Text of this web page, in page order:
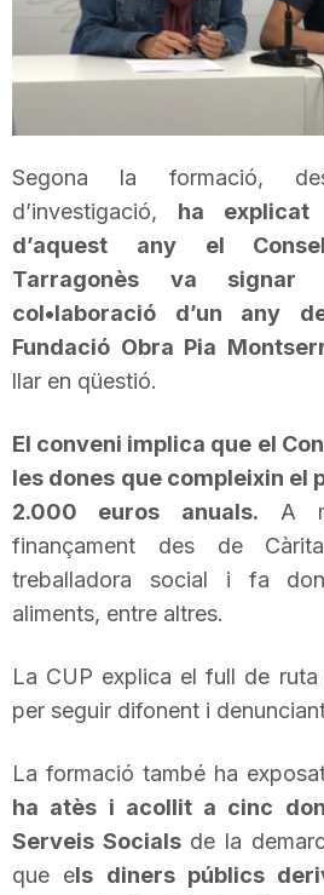
r
g
o
a
Segona la formació,
d’investigació, ha
d’aquest any el
Tarragonès va
col•laboració d’un any
Fundació Obra Pia
llar en qüestió.
El conveni implica que el
les dones que compleixin el
2.000 euros anuals. A
finançament des de
treballadora social i fa
aliments, entre altres.
La CUP explica el full de
per seguir difonent i
La formació també ha
ha atès i acollit a cinc
Serveis Socialsde la
que els diners públics